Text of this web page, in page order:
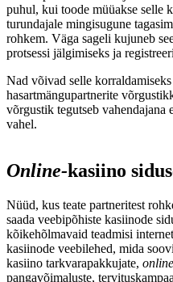
puhul, kui toode müüakse selle
turundajale mingisugune
rohkem. Väga sageli kujuneb
protsessi jälgimiseks ja
Nad võivad selle
hasartmängupartnerite
võrgustik tegutseb vahendajana
vahel.
Online-kasiino
Nüüd, kus teate partneritest
saada veebipõhiste kasiinode
kõikehõlmavaid teadmisi
kasiinode veebilehed, mida
kasiino tarkvarapakkujate,
pangavõimaluste,